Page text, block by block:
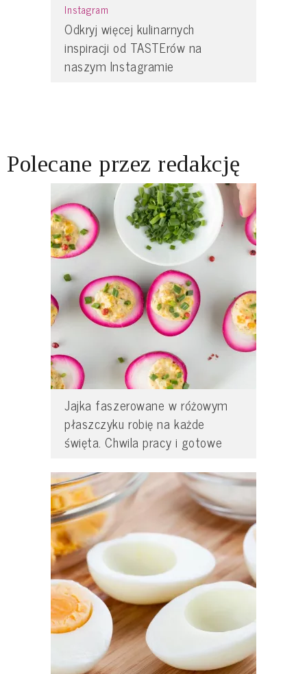
Instagram
Odkryj więcej kulinarnych
inspiracji od TASTErów na
naszym Instagramie
Polecane przez redakcję
Jajka faszerowane w różowym
płaszczyku robię na każde
święta. Chwila pracy i gotowe